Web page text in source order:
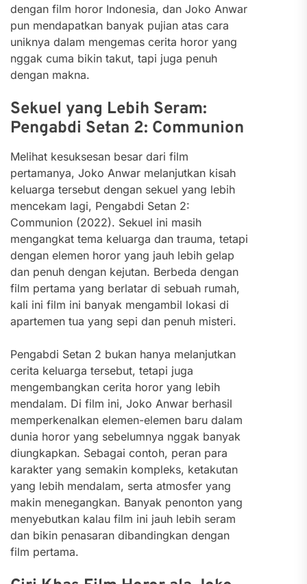
dengan film horor Indonesia, dan Joko Anwar
pun mendapatkan banyak pujian atas cara
uniknya dalam mengemas cerita horor yang
nggak cuma bikin takut, tapi juga penuh
dengan makna.
Sekuel yang Lebih Seram:
Pengabdi Setan 2: Communion
Melihat kesuksesan besar dari film
pertamanya, Joko Anwar melanjutkan kisah
keluarga tersebut dengan sekuel yang lebih
mencekam lagi, Pengabdi Setan 2:
Communion (2022). Sekuel ini masih
mengangkat tema keluarga dan trauma, tetapi
dengan elemen horor yang jauh lebih gelap
dan penuh dengan kejutan. Berbeda dengan
film pertama yang berlatar di sebuah rumah,
kali ini film ini banyak mengambil lokasi di
apartemen tua yang sepi dan penuh misteri.
Pengabdi Setan 2 bukan hanya melanjutkan
cerita keluarga tersebut, tetapi juga
mengembangkan cerita horor yang lebih
mendalam. Di film ini, Joko Anwar berhasil
memperkenalkan elemen-elemen baru dalam
dunia horor yang sebelumnya nggak banyak
diungkapkan. Sebagai contoh, peran para
karakter yang semakin kompleks, ketakutan
yang lebih mendalam, serta atmosfer yang
makin menegangkan. Banyak penonton yang
menyebutkan kalau film ini jauh lebih seram
dan bikin penasaran dibandingkan dengan
film pertama.